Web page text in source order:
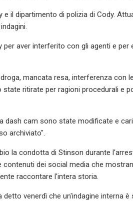
e il dipartimento di polizia di Cody.
aver interferito con gli agenti e
mancata resa, interferenza con
ritirate per ragioni procedurali e
dash cam sono state modificate e
archiviato".
la condotta di Stinson durante
dei social media che
raccontare l'intera storia.
venerdì che un'indagine interna